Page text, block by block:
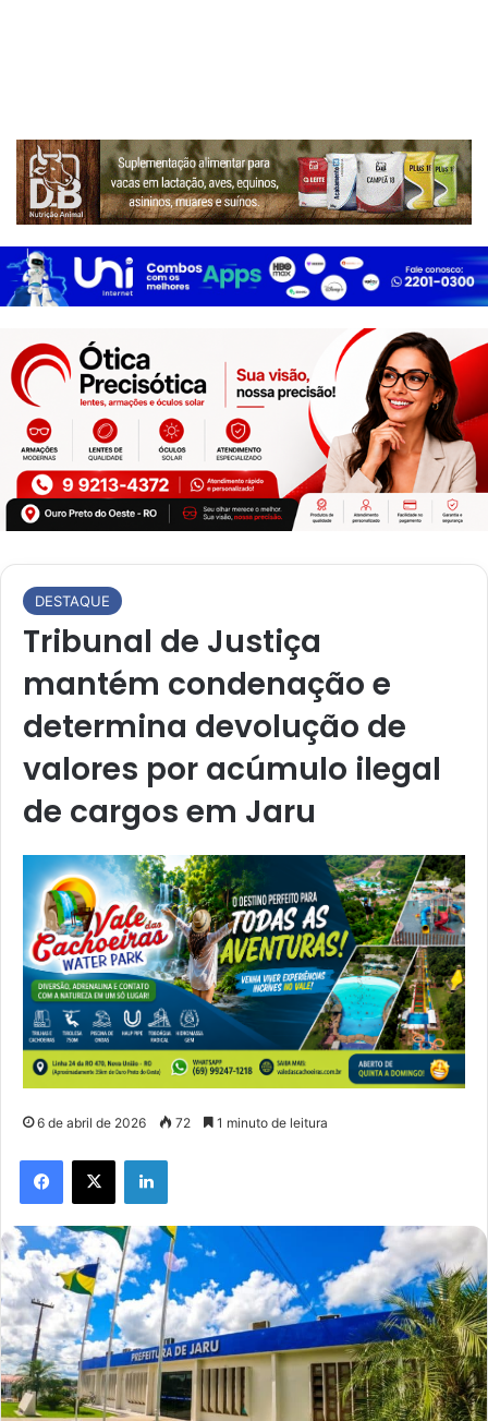
DESTAQUE
Tribunal de Justiça
mantém condenação e
determina devolução de
valores por acúmulo ilegal
de cargos em Jaru
6 de abril de 2026 72 1 minuto de leitura
Facebook
X Linkedin